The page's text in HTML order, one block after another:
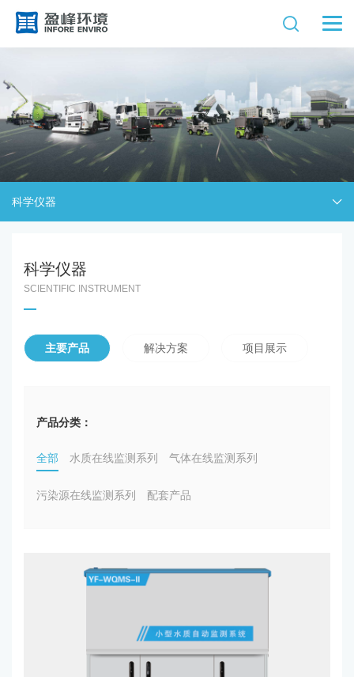
科学仪器
科学仪器
SCIENTIFIC INSTRUMENT
主要产品 解决方案 项目展示
产品分类：
全部 水质在线监测系列 气体在线监测系列
污染源在线监测系列 配套产品